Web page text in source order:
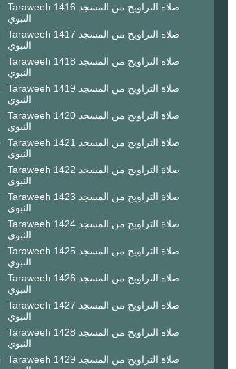
Taraweeh 1416 صلاة التراويح من المسجد
النبوي
Taraweeh 1417 صلاة التراويح من المسجد
النبوي
Taraweeh 1418 صلاة التراويح من المسجد
النبوي
Taraweeh 1419 صلاة التراويح من المسجد
النبوي
Taraweeh 1420 صلاة التراويح من المسجد
النبوي
Taraweeh 1421 صلاة التراويح من المسجد
النبوي
Taraweeh 1422 صلاة التراويح من المسجد
النبوي
Taraweeh 1423 صلاة التراويح من المسجد
النبوي
Taraweeh 1424 صلاة التراويح من المسجد
النبوي
Taraweeh 1425 صلاة التراويح من المسجد
النبوي
Taraweeh 1426 صلاة التراويح من المسجد
النبوي
Taraweeh 1427 صلاة التراويح من المسجد
النبوي
Taraweeh 1428 صلاة التراويح من المسجد
النبوي
Taraweeh 1429 صلاة التراويح من المسجد